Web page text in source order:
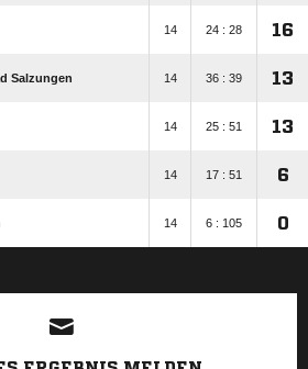
14 24 : 28 16
Salzungen 14 36 : 39 13
14 25 : 51 13
14 17 : 51 6
14 6 : 105 0
ANZEIGE